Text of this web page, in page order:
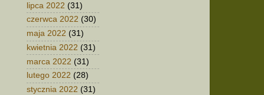
lipca 2022 (31)
czerwca 2022 (30)
maja 2022 (31)
kwietnia 2022 (31)
marca 2022 (31)
lutego 2022 (28)
stycznia 2022 (31)